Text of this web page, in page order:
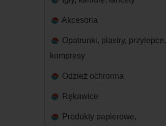
Akcesoria
Opatrunki, plastry, przylepce,
kompresy
Odzież ochronna
Rękawice
Produkty papierowe,